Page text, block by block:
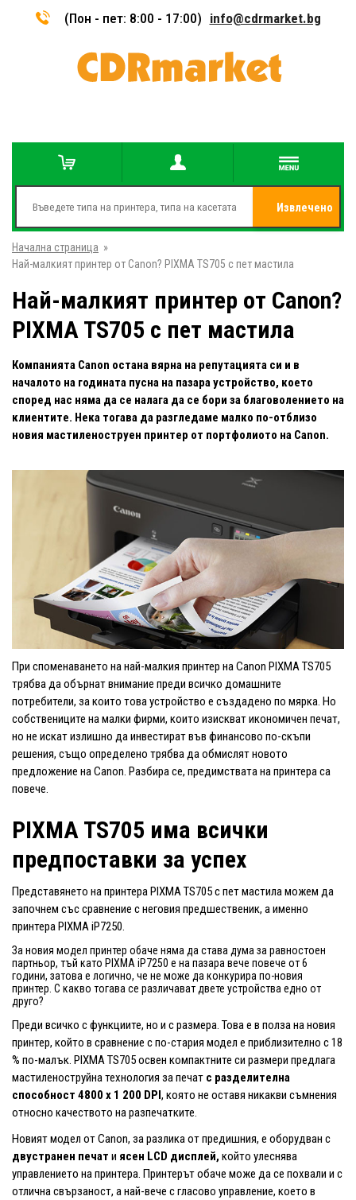
(Пон - пет: 8:00 - 17:00) info@cdrmarket.bg
Извлечено
Начална страница »
Най-малкият принтер от Canon? PIXMA TS705 с пет мастила
Най-малкият принтер от Canon?
PIXMA TS705 с пет мастила
Компанията Canon остана вярна на репутацията си и в
началото на годината пусна на пазара устройство, което
според нас няма да се налага да се бори за благоволението на
клиентите. Нека тогава да разгледаме малко по-отблизо
новия мастиленоструен принтер от портфолиото на Canon.
При споменаването на най-малкия принтер на Canon PIXMA TS705
трябва да обърнат внимание преди всичко домашните
потребители, за които това устройство е създадено по мярка. Но
собствениците на малки фирми, които изискват икономичен печат,
но не искат излишно да инвестират във финансово по-скъпи
решения, също определено трябва да обмислят новото
предложение на Canon. Разбира се, предимствата на принтера са
повече.
PIXMA TS705 има всички
предпоставки за успех
Представянето на принтера PIXMA TS705 с пет мастила можем да
започнем със сравнение с неговия предшественик, а именно
принтера PIXMA iP7250.
За новия модел принтер обаче няма да става дума за равностоен
партньор, тъй като PIXMA iP7250 е на пазара вече повече от 6
години, затова е логично, че не може да конкурира по-новия
принтер. С какво тогава се различават двете устройства едно от
друго?
Преди всичко с функциите, но и с размера. Това е в полза на новия
принтер, който в сравнение с по-стария модел е приблизително с 18
% по-малък. PIXMA TS705 освен компактните си размери предлага
мастиленоструйна технология за печат с разделителна
способност 4800 x 1 200 DPI , която не оставя никакви съмнения
относно качеството на разпечатките.
Новият модел от Canon, за разлика от предишния, е оборудван с
двустранен печат и ясен LCD дисплей, който улеснява
управлението на принтера. Принтерът обаче може да се похвали и с
отлична свързаност, а най-вече с гласово управление, което в